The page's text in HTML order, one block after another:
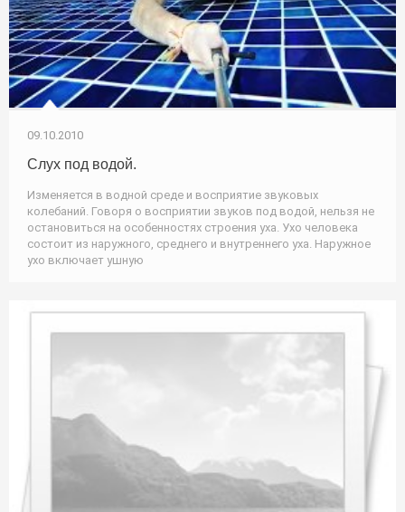
09.10.2010
Слух под водой.
Изменяется в водной среде и восприятие звуковых
колебаний. Говоря о восприятии звуков под водой, нельзя не
остановиться на особенностях строения уха. Ухо человека
состоит из наружного, среднего и внутреннего уха. Наружное
ухо включает ушную